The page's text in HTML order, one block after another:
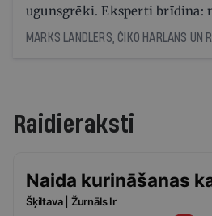
ugunsgrēki. Eksperti brīdina:
skarbāka
Raidieraksti